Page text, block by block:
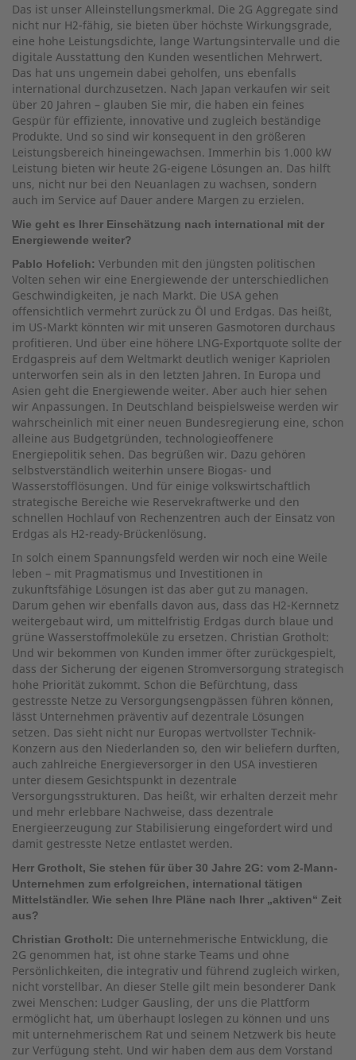
Das ist unser Alleinstellungsmerkmal. Die 2G Aggregate sind
nicht nur H2-fähig, sie bieten über höchste Wirkungsgrade,
eine hohe Leistungsdichte, lange Wartungsintervalle und die
digitale Ausstattung den Kunden wesentlichen Mehrwert.
Das hat uns ungemein dabei geholfen, uns ebenfalls
international durchzusetzen. Nach Japan verkaufen wir seit
über 20 Jahren – glauben Sie mir, die haben ein feines
Gespür für effiziente, innovative und zugleich beständige
Produkte. Und so sind wir konsequent in den größeren
Leistungsbereich hineingewachsen. Immerhin bis 1.000 kW
Leistung bieten wir heute 2G-eigene Lösungen an. Das hilft
uns, nicht nur bei den Neuanlagen zu wachsen, sondern
auch im Service auf Dauer andere Margen zu erzielen.
Wie geht es Ihrer Einschätzung nach international mit der
Energiewende weiter?
Pablo Hofelich: Verbunden mit den jüngsten politischen
Volten sehen wir eine Energiewende der unterschiedlichen
Geschwindigkeiten, je nach Markt. Die USA gehen
offensichtlich vermehrt zurück zu Öl und Erdgas. Das heißt,
im US-Markt könnten wir mit unseren Gasmotoren durchaus
profitieren. Und über eine höhere LNG-Exportquote sollte der
Erdgaspreis auf dem Weltmarkt deutlich weniger Kapriolen
unterworfen sein als in den letzten Jahren. In Europa und
Asien geht die Energiewende weiter. Aber auch hier sehen
wir Anpassungen. In Deutschland beispielsweise werden wir
wahrscheinlich mit einer neuen Bundesregierung eine, schon
alleine aus Budgetgründen, technologieoffenere
Energiepolitik sehen. Das begrüßen wir. Dazu gehören
selbstverständlich weiterhin unsere Biogas- und
Wasserstofflösungen. Und für einige volkswirtschaftlich
strategische Bereiche wie Reservekraftwerke und den
schnellen Hochlauf von Rechenzentren auch der Einsatz von
Erdgas als H2-ready-Brückenlösung.
In solch einem Spannungsfeld werden wir noch eine Weile
leben – mit Pragmatismus und Investitionen in
zukunftsfähige Lösungen ist das aber gut zu managen.
Darum gehen wir ebenfalls davon aus, dass das H2-Kernnetz
weitergebaut wird, um mittelfristig Erdgas durch blaue und
grüne Wasserstoffmoleküle zu ersetzen. Christian Grotholt:
Und wir bekommen von Kunden immer öfter zurückgespielt,
dass der Sicherung der eigenen Stromversorgung strategisch
hohe Priorität zukommt. Schon die Befürchtung, dass
gestresste Netze zu Versorgungsengpässen führen können,
lässt Unternehmen präventiv auf dezentrale Lösungen
setzen. Das sieht nicht nur Europas wertvollster Technik-
Konzern aus den Niederlanden so, den wir beliefern durften,
auch zahlreiche Energieversorger in den USA investieren
unter diesem Gesichtspunkt in dezentrale
Versorgungsstrukturen. Das heißt, wir erhalten derzeit mehr
und mehr erlebbare Nachweise, dass dezentrale
Energieerzeugung zur Stabilisierung eingefordert wird und
damit gestresste Netze entlastet werden.
Herr Grotholt, Sie stehen für über 30 Jahre 2G: vom 2-Mann-
Unternehmen zum erfolgreichen, international tätigen
Mittelständler. Wie sehen Ihre Pläne nach Ihrer „aktiven“ Zeit
aus?
Christian Grotholt: Die unternehmerische Entwicklung, die
2G genommen hat, ist ohne starke Teams und ohne
Persönlichkeiten, die integrativ und führend zugleich wirken,
nicht vorstellbar. An dieser Stelle gilt mein besonderer Dank
zwei Menschen: Ludger Gausling, der uns die Plattform
ermöglicht hat, um überhaupt loslegen zu können und uns
mit unternehmerischem Rat und seinem Netzwerk bis heute
zur Verfügung steht. Und wir haben dem aus dem Vorstand